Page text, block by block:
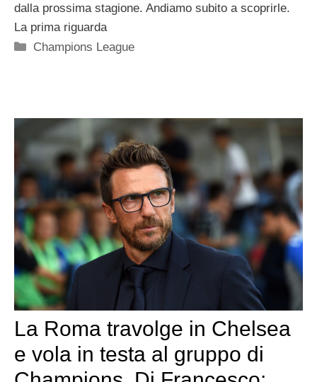
dalla prossima stagione. Andiamo subito a scoprirle.
La prima riguarda
Categorie
Champions League
La Roma travolge in Chelsea
e vola in testa al gruppo di